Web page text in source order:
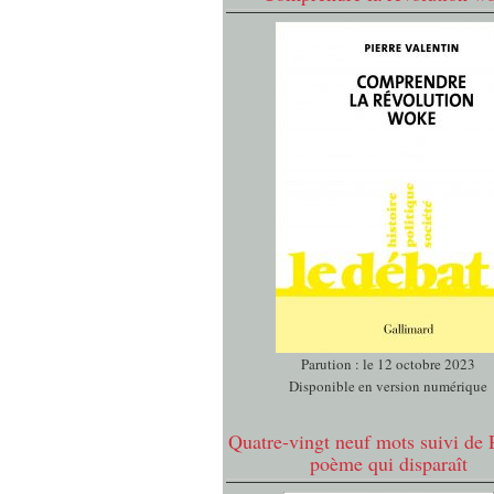
Parution : le 12 octobre 2023
Disponible en version numérique
Quatre-vingt neuf mots suivi de
poème qui disparaît